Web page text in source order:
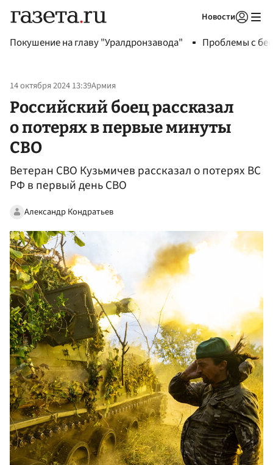
Новости
Покушение на главу "Уралдронзавода" Проблемы с
14 октября 2024 13:39Армия
Российский боец рассказал
о потерях в первые минуты
СВО
Ветеран СВО Кузьмичев рассказал о потерях ВС
РФ в первый день СВО
Александр Кондратьев